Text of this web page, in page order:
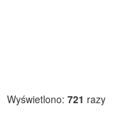
Wyświetlono: 721 razy